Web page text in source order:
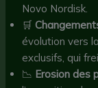
Novo Nordisk.
🛒
évolution vers
exclusifs, qui
📉 Erosion des